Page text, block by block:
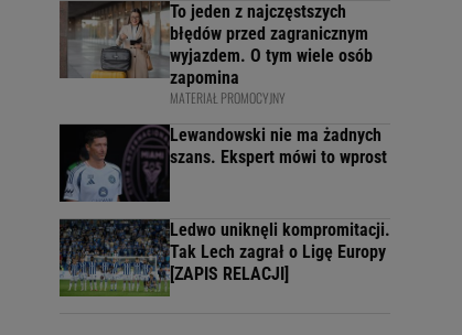
To jeden z najczęstszych
błędów przed zagranicznym
wyjazdem. O tym wiele osób
zapomina
MATERIAŁ PROMOCYJNY
Lewandowski nie ma żadnych
szans. Ekspert mówi to wprost
Ledwo uniknęli kompromitacji.
Tak Lech zagrał o Ligę Europy
[ZAPIS RELACJI]